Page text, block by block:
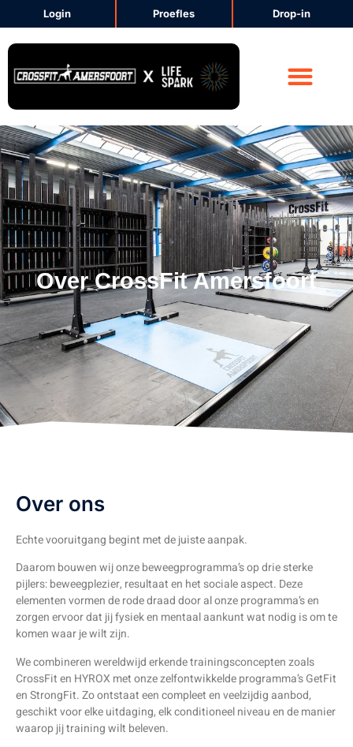
Login Proefles Drop-in
Over CrossFit Amersfoort
Over ons
Echte vooruitgang begint met de juiste aanpak.
Daarom bouwen wij onze beweegprogramma’s op drie sterke
pijlers: beweegplezier, resultaat en het sociale aspect. Deze
elementen vormen de rode draad door al onze programma’s en
zorgen ervoor dat jij fysiek en mentaal aankunt wat nodig is om te
komen waar je wilt zijn.
We combineren wereldwijd erkende trainingsconcepten zoals
CrossFit en HYROX met onze zelfontwikkelde programma’s GetFit
en StrongFit. Zo ontstaat een compleet en veelzijdig aanbod,
geschikt voor elke uitdaging, elk conditioneel niveau en de manier
waarop jij training wilt beleven.